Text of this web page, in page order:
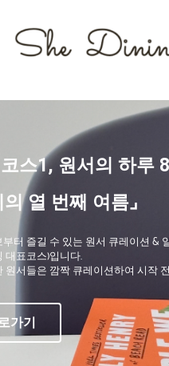
스1, 원서의 하루
의 열 번째 여름⌟
터 즐길 수 있는 원서 큐레이션 &
대표코스)입니다.
원서들은 깜짝 큐레이션하여 시작
가기